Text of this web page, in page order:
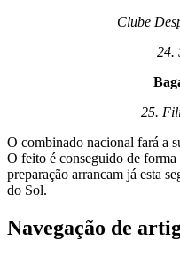
Clube
24.
25.
O combinado nacional fará a
O feito é conseguido de
preparação arrancam já esta
do Sol.
Navegação de